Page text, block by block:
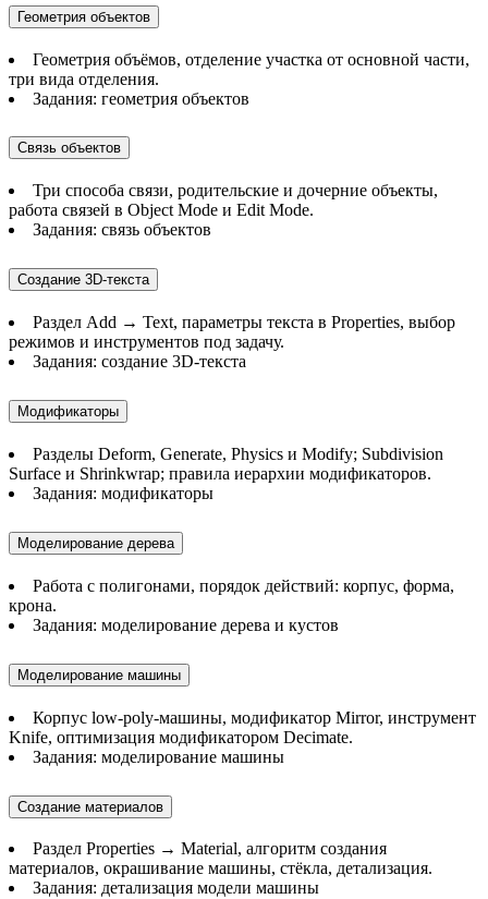
Геометрия объектов
Геометрия объёмов, отделение участка от основной части,
три вида отделения.
Задания: геометрия объектов
Связь объектов
Три способа связи, родительские и дочерние объекты,
работа связей в Object Mode и Edit Mode.
Задания: связь объектов
Создание 3D-текста
Раздел Add → Text, параметры текста в Properties, выбор
режимов и инструментов под задачу.
Задания: создание 3D-текста
Модификаторы
Разделы Deform, Generate, Physics и Modify; Subdivision
Surface и Shrinkwrap; правила иерархии модификаторов.
Задания: модификаторы
Моделирование дерева
Работа с полигонами, порядок действий: корпус, форма,
крона.
Задания: моделирование дерева и кустов
Моделирование машины
Корпус low-poly-машины, модификатор Mirror, инструмент
Knife, оптимизация модификатором Decimate.
Задания: моделирование машины
Создание материалов
Раздел Properties → Material, алгоритм создания
материалов, окрашивание машины, стёкла, детализация.
Задания: детализация модели машины